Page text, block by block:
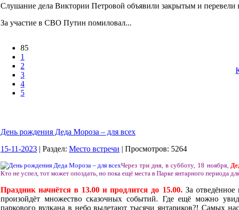
Слушание дела Виктории Петровой объявили закрытым и перевели
За участие в СВО Путин помиловал...
85
1
2
3
4
5
День рождения Деда Мороза – для всех
15-11-2023 | Раздел: Место встречи | Просмотров: 5264
Через три дня, в субботу, 18 ноября,
Кто не успел, тот может опоздать, но пока ещё места в Парке янтарного периода
Праздник начнётся в 13.00 и продлится до 15.00.За отведённое
произойдёт множество сказочных событий. Где ещё можно
паркового вулкана в небо вылетают тысячи янтариков?! Самых